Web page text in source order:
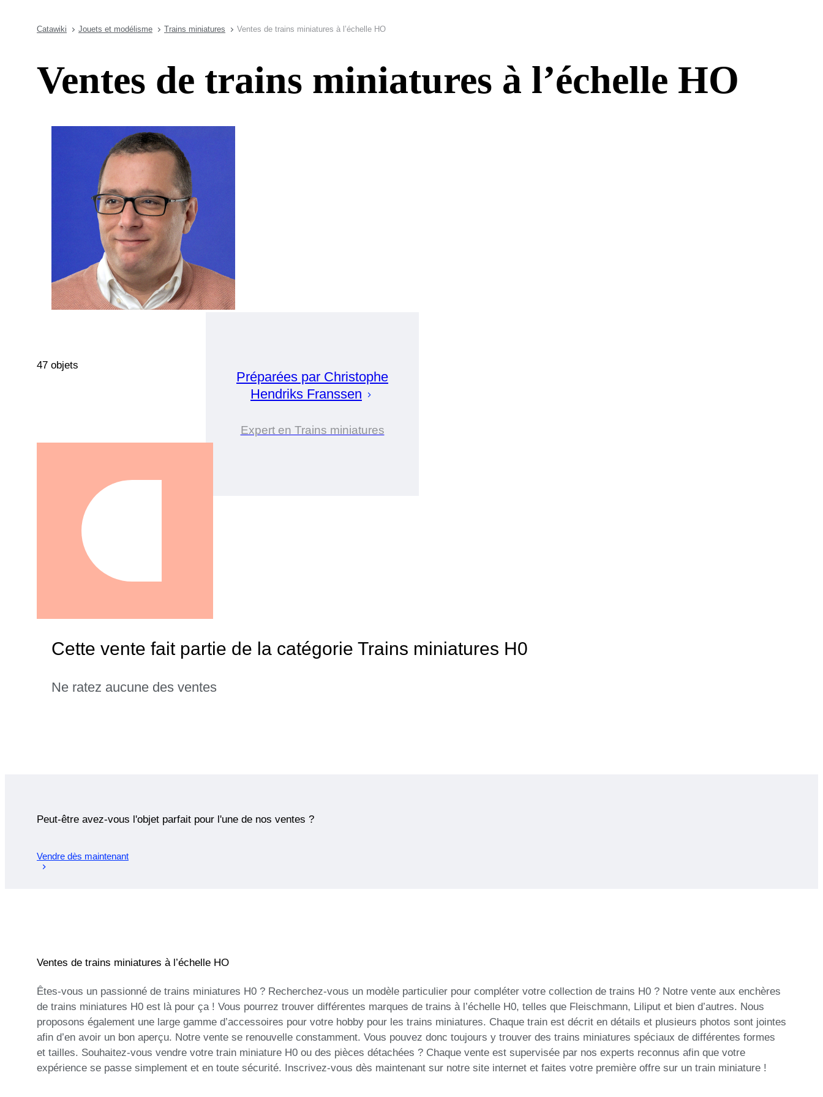
Catawiki Jouets et modélisme Trains miniatures Ventes de trains miniatures à l’échelle HO
Ventes de trains miniatures à l’échelle HO
Préparées par Christophe
Hendriks Franssen
Expert en Trains miniatures
47 objets
Cette vente fait partie de la catégorie Trains miniatures H0
Ne ratez aucune des ventes
Peut-être avez-vous l'objet parfait pour l'une de nos ventes ?
Vendre dès maintenant
Ventes de trains miniatures à l’échelle HO
Êtes-vous un passionné de trains miniatures H0 ? Recherchez-vous un modèle particulier pour compléter votre collection de trains H0 ? Notre vente aux enchères
de trains miniatures H0 est là pour ça ! Vous pourrez trouver différentes marques de trains à l’échelle H0, telles que Fleischmann, Liliput et bien d’autres. Nous
proposons également une large gamme d’accessoires pour votre hobby pour les trains miniatures. Chaque train est décrit en détails et plusieurs photos sont jointes
afin d’en avoir un bon aperçu. Notre vente se renouvelle constamment. Vous pouvez donc toujours y trouver des trains miniatures spéciaux de différentes formes
et tailles. Souhaitez-vous vendre votre train miniature H0 ou des pièces détachées ? Chaque vente est supervisée par nos experts reconnus afin que votre
expérience se passe simplement et en toute sécurité. Inscrivez-vous dès maintenant sur notre site internet et faites votre première offre sur un train miniature !